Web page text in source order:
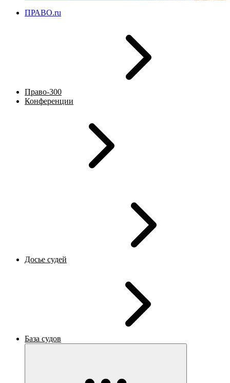
ПРАВО.ru
Право-300
Конференции
Досье судей
База судов